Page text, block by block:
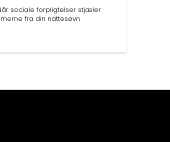
sociale forpligtelser stjæler
fra din nattesøvn